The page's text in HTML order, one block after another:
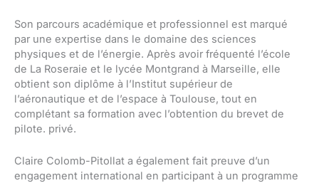
Son parcours académique et professionnel est marqué
par une expertise dans le domaine des sciences
physiques et de l’énergie. Après avoir fréquenté l’école
de La Roseraie et le lycée Montgrand à Marseille, elle
obtient son diplôme à l’Institut supérieur de
l’aéronautique et de l’espace à Toulouse, tout en
complétant sa formation avec l’obtention du brevet de
pilote. privé.
Claire Colomb-Pitollat ​​a également fait preuve d’un
engagement international en participant à un programme